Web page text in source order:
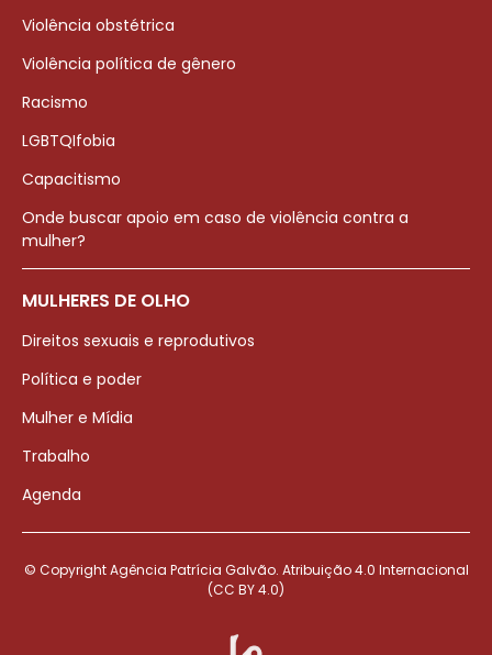
Violência obstétrica
Violência política de gênero
Racismo
LGBTQIfobia
Capacitismo
Onde buscar apoio em caso de violência contra a
mulher?
MULHERES DE OLHO
Direitos sexuais e reprodutivos
Política e poder
Mulher e Mídia
Trabalho
Agenda
© Copyright Agência Patrícia Galvão. Atribuição 4.0 Internacional
(CC BY 4.0)